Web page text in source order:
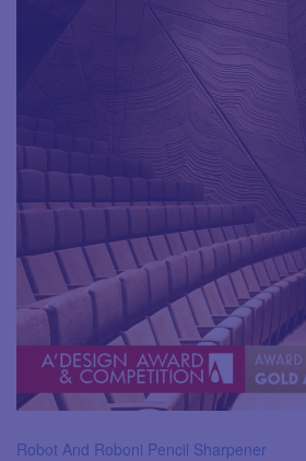
Robot And Roboni Pencil Sharpener